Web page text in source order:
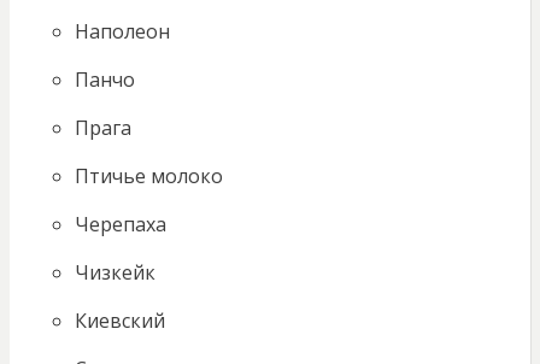
Наполеон
Панчо
Прага
Птичье молоко
Черепаха
Чизкейк
Киевский